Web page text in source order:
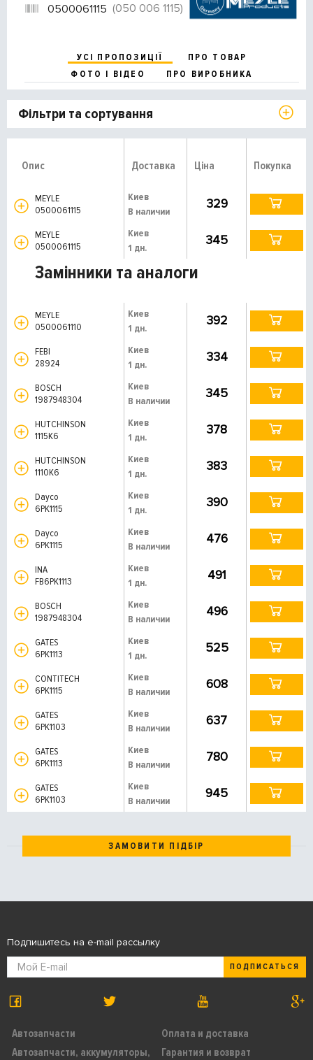
0500061115 (050 006 1115)
УСІ ПРОПОЗИЦІЇ
ПРО ТОВАР
ФОТО І ВІДЕО
ПРО ВИРОБНИКА
Фільтри та сортування
Опис Доставка Ціна Покупка
MEYLE
0500061115
Киев
В наличии
329
MEYLE
0500061115
Киев
1 дн.
345
Замінники та аналоги
MEYLE
0500061110
Киев
1 дн.
392
FEBI
28924
Киев
1 дн.
334
BOSCH
1987948304
Киев
В наличии
345
HUTCHINSON
1115K6
Киев
1 дн.
378
HUTCHINSON
1110K6
Киев
1 дн.
383
Dayco
6PK1115
Киев
1 дн.
390
Dayco
6PK1115
Киев
В наличии
476
INA
FB6PK1113
Киев
1 дн.
491
BOSCH
1987948304
Киев
В наличии
496
GATES
6PK1113
Киев
1 дн.
525
CONTITECH
6PK1115
Киев
В наличии
608
GATES
6PK1103
Киев
В наличии
637
GATES
6PK1113
Киев
В наличии
780
GATES
6PK1103
Киев
В наличии
945
ЗАМОВИТИ ПІДБІР
Автозапчасти
Автозапчасти, аккумуляторы,
Оплата и доставка
Гарантия и возврат
Подпишитесь на e-mail рассылку
ПОДПИСАТЬСЯ